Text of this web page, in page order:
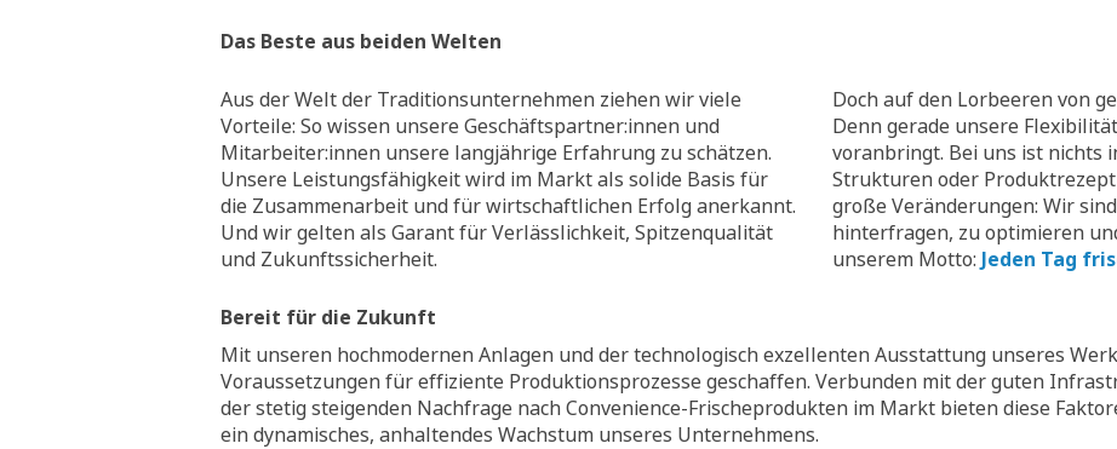
Das Beste aus beiden Welten
Aus der Welt der Traditionsunternehmen ziehen wir viele
Vorteile: So wissen unsere Geschäftspartner:innen und
Mitarbeiter:innen unsere langjährige Erfahrung zu schätzen.
Unsere Leistungsfähigkeit wird im Markt als solide Basis für
die Zusammenarbeit und für wirtschaftlichen Erfolg anerkannt.
Und wir gelten als Garant für Verlässlichkeit, Spitzenqualität
und Zukunftssicherheit.
Doch auf den Lorbeeren von
Denn gerade unsere
voranbringt. Bei uns ist nichts
Strukturen oder
große Veränderungen: Wir
hinterfragen, zu optimieren
unserem Motto: Jeden Tag
Bereit für die Zukunft
Mit unseren hochmodernen Anlagen und der technologisch exzellenten Ausstattung unseres
Voraussetzungen für effiziente Produktionsprozesse geschaffen. Verbunden mit der guten
der stetig steigenden Nachfrage nach Convenience-Frischeprodukten im Markt bieten diese
ein dynamisches, anhaltendes Wachstum unseres Unternehmens.